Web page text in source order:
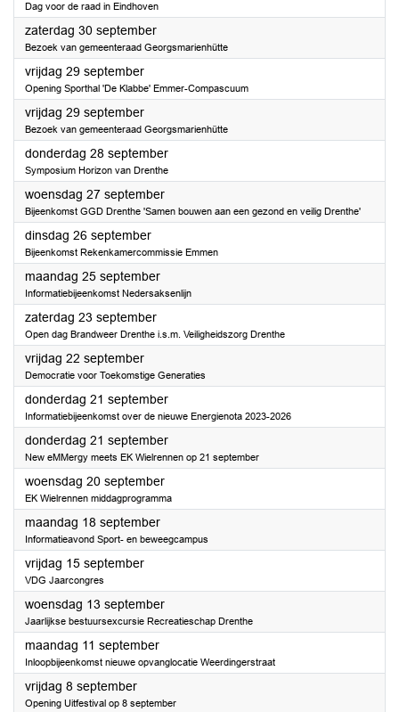
Dag voor de raad in Eindhoven
zaterdag 30 september2023
Bezoek van gemeenteraad Georgsmarienhütte
vrijdag 29 september2023
Opening Sporthal 'De Klabbe' Emmer-Compascuum
vrijdag 29 september2023
Bezoek van gemeenteraad Georgsmarienhütte
donderdag 28 september2023
Symposium Horizon van Drenthe
woensdag 27 september2023
Bijeenkomst GGD Drenthe 'Samen bouwen aan een gezond en veilig Drenthe'
dinsdag 26 september2023
Bijeenkomst Rekenkamercommissie Emmen
maandag 25 september2023
Informatiebijeenkomst Nedersaksenlijn
zaterdag 23 september2023
Open dag Brandweer Drenthe i.s.m. Veiligheidszorg Drenthe
vrijdag 22 september2023
Democratie voor Toekomstige Generaties
donderdag 21 september2023
Informatiebijeenkomst over de nieuwe Energienota 2023-2026
donderdag 21 september2023
New eMMergy meets EK Wielrennen op 21 september
woensdag 20 september2023
EK Wielrennen middagprogramma
maandag 18 september2023
Informatieavond Sport- en beweegcampus
vrijdag 15 september2023
VDG Jaarcongres
woensdag 13 september2023
Jaarlijkse bestuursexcursie Recreatieschap Drenthe
maandag 11 september2023
Inloopbijeenkomst nieuwe opvanglocatie Weerdingerstraat
vrijdag 8 september2023
Opening Uitfestival op 8 september